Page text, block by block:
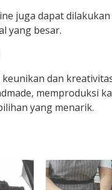
juga dapat
yang besar.
dan
memproduksi
yang menarik.